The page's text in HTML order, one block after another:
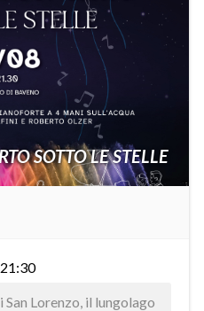
SOTTO LE STELLE
Lorenzo, il lungolago